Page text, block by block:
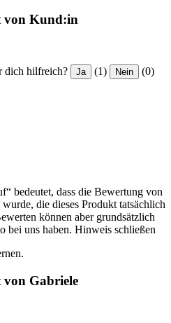
von Kund:in
dich hilfreich? Ja (1) Nein (0)
bedeutet, dass die Bewertung von
die dieses Produkt tatsächlich
können aber grundsätzlich
bei uns haben. Hinweis schließen
von Gabriele